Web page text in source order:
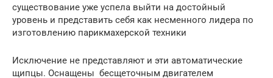
существование уже успела выйти на достойный
уровень и представить себя как несменного лидера по
изготовлению парикмахерской техники
Исключение не представляют и эти автоматические
щипцы. Оснащены бесщеточным двигателем